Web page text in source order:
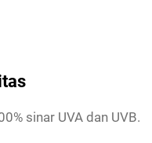
sinar UVA dan UVB.